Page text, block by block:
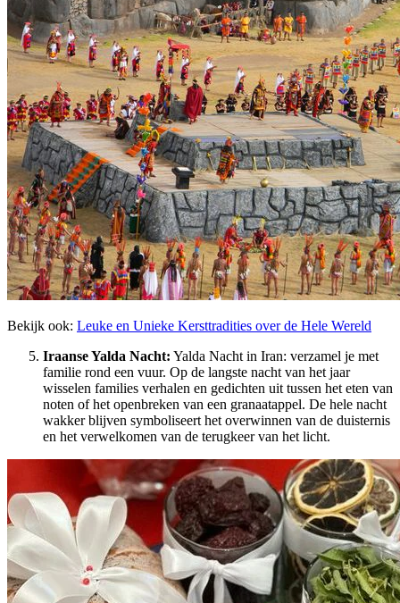
Bekijk ook: Leuke en Unieke Kersttradities over de Hele Wereld
Iraanse Yalda Nacht: Yalda Nacht in Iran: verzamel je met
familie rond een vuur. Op de langste nacht van het jaar
wisselen families verhalen en gedichten uit tussen het eten van
noten of het openbreken van een granaatappel. De hele nacht
wakker blijven symboliseert het overwinnen van de duisternis
en het verwelkomen van de terugkeer van het licht.